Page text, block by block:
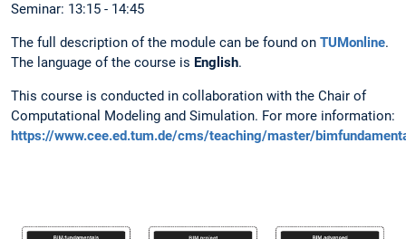
Seminar: 13:15 - 14:45
The full description of the module can be found on TUMonline.
The language of the course is English.
This course is conducted in collaboration with the Chair of
Computational Modeling and Simulation. For more information:
https://www.cee.ed.tum.de/cms/teaching/master/